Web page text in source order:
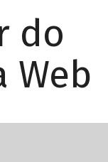
do
Web